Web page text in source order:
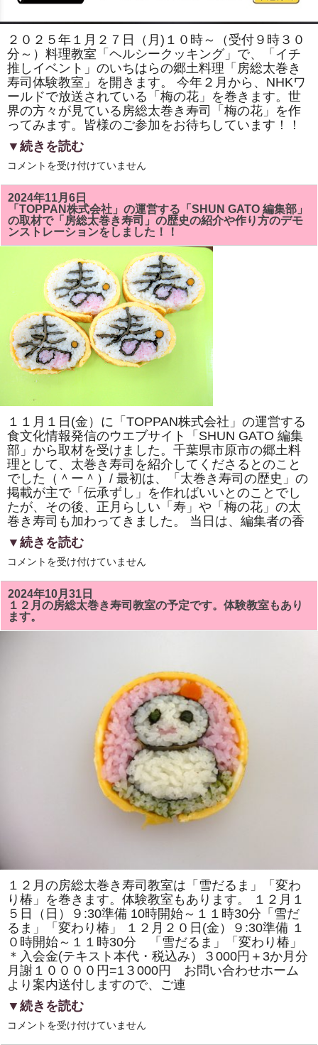
２０２５年１月２７日（月)１０時～（受付９時３０
分～）料理教室「ヘルシークッキング」で、「イチ
推しイベント」のいちはらの郷土料理「房総太巻き
寿司体験教室」を開きます。 今年２月から、NHKワ
ールドで放送されている「梅の花」を巻きます。世
界の方々が見ている房総太巻き寿司「梅の花」を作
ってみます。皆様のご参加をお待ちしています！！
▼続きを読む
市
市
「イ
チ
推
し
イ
ベ
は
郷
土
料
理
「房
司
体
験
教
室」
で
「NHK
ワ
ー
ル
ド」
放
さ
て
い
る
「梅
の
花」
コメントを受け付けていません
2024年11月6日
「TOPPAN株式会社」の運営する「SHUN GATO 編集部」
の取材で「房総太巻き寿司」の歴史の紹介や作り方のデモ
ンストレーションをしました！！
１１月１日(金）に「TOPPAN株式会社」の運営する
食文化情報発信のウエブサイト「SHUN GATO 編集
部」から取材を受けました。千葉県市原市の郷土料
理として、太巻き寿司を紹介してくださるとのこと
でした（＾ー＾）/ 最初は、「太巻き寿司の歴史」の
掲載が主で「伝承ずし」を作ればいいとのことでし
たが、その後、正月らしい「寿」や「梅の花」の太
巻き寿司も加わってきました。 当日は、編集者の香
▼続きを読む
「TOPPAN
式
会
社」
の
運
営
介
や
作
り
方
の
デ
モ
ン
ス
ト
レ
ー
ョ
を
コメントを受け付けていません
2024年10月31日
１２月の房総太巻き寿司教室の予定です。体験教室もあり
ます。
１２月の房総太巻き寿司教室は「雪だるま」「変わ
り椿」を巻きます。体験教室もあります。 １２月１
５日（日）９:30準備 10時開始～１１時30分「雪だ
るま」「変わり椿」 １２月２０日(金）９:30準備 １
０時開始～１１時30分 「雪だるま」「変わり椿」
＊入会金(テキスト本代・税込み）３000円＋3か月分
月謝１００００円=1３000円 お問い合わせホーム
より案内送付しますので、ご連
▼続きを読む
１
コメントを受け付けていません